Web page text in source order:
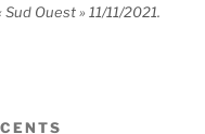
Ouest » 11/11/2021.